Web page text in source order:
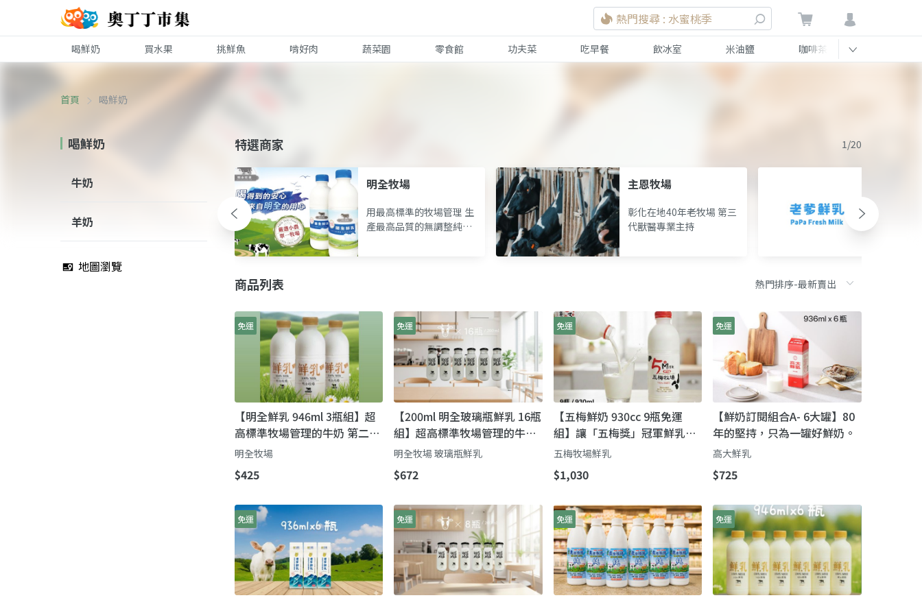
熱門搜尋 : 水蜜桃季
喝鮮奶 買水果 挑鮮魚 啃好肉 蔬菜園 零食館 功夫菜 吃早餐 飲冰室 米油鹽 咖啡茶
首頁 喝鮮奶
喝鮮奶
牛奶
羊奶
地圖瀏覽
特選商家 1/20
明全牧場
用最高標準的牧場管理 生
產最高品質的無調整純鮮
主恩牧場
彰化在地40年老牧場 第三
代獸醫專業主持
商品列表
免運
【明全鮮乳 946ml 3瓶組】超
高標準牧場管理的牛奶 第二代
瞞著父親也要完成的使命鮮奶
明全牧場
$425
免運
【200ml 明全玻璃瓶鮮乳 16瓶
組】超高標準牧場管理的牛奶
第二代瞞著父親也要完成的使
明全牧場 玻璃瓶鮮乳
$672
免運
【五梅鮮奶 930cc 9瓶免運
組】讓「五梅獎」冠軍鮮乳，
成為您全家人的日常！
五梅牧場鮮乳
$1,030
免運
【鮮奶訂閱組合A- 6大罐】80
年的堅持，只為一罐好鮮奶。
高大鮮乳
$725
免運 免運 免運 免運